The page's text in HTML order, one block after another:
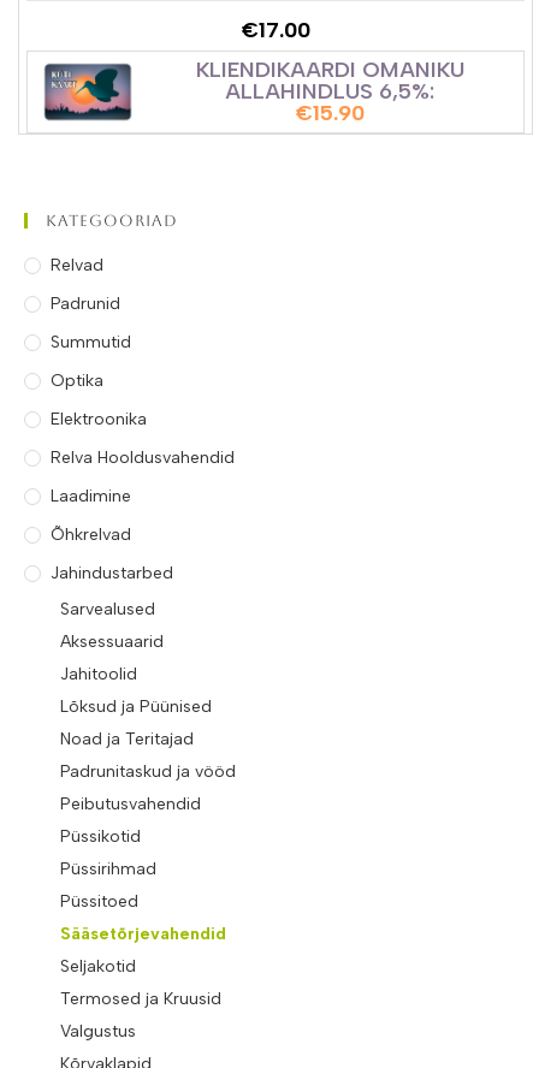
€17.00
KLIENDIKAARDI OMANIKU
ALLAHINDLUS 6,5%:
€15.90
Kategooriad
Relvad
Padrunid
Summutid
Optika
Elektroonika
Relva Hooldusvahendid
Laadimine
Õhkrelvad
Jahindustarbed
Sarvealused
Aksessuaarid
Jahitoolid
Lõksud ja Püünised
Noad ja Teritajad
Padrunitaskud ja vööd
Peibutusvahendid
Püssikotid
Püssirihmad
Püssitoed
Sääsetõrjevahendid
Seljakotid
Termosed ja Kruusid
Valgustus
Kõrvaklapid